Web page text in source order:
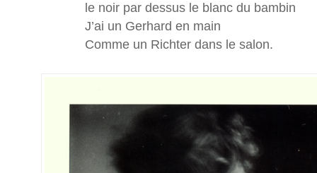
le noir par dessus le blanc du bambin
J’ai un Gerhard en main
Comme un Richter dans le salon.